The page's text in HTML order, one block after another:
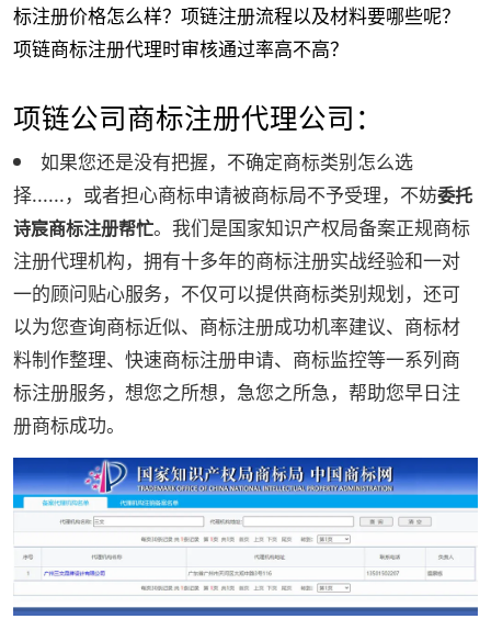
标注册价格怎么样？项链注册流程以及材料要哪些呢？
项链商标注册代理时审核通过率高不高？
项链公司商标注册代理公司：
如果您还是没有把握，不确定商标类别怎么选
择......，或者担心商标申请被商标局不予受理，不妨委托
诗宸商标注册帮忙。我们是国家知识产权局备案正规商标
注册代理机构，拥有十多年的商标注册实战经验和一对
一的顾问贴心服务，不仅可以提供商标类别规划，还可
以为您查询商标近似、商标注册成功机率建议、商标材
料制作整理、快速商标注册申请、商标监控等一系列商
标注册服务，想您之所想，急您之所急，帮助您早日注
册商标成功。